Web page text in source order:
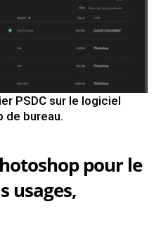
PSDC sur le logiciel
de bureau.
pour le
usages,